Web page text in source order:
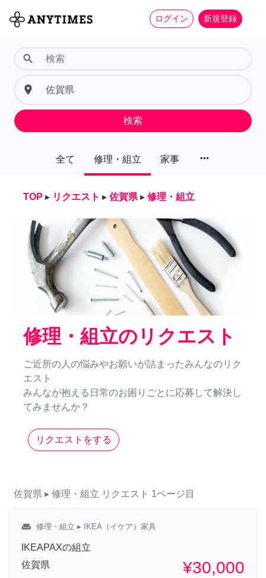
ログイン 新規登録
全て 修理・組立 家事 more_horiz
search
place
検索
TOP ▸ リクエスト ▸ 佐賀県 ▸ 修理・組立
修理・組立のリクエスト
ご近所の人の悩みやお願いが詰まったみんなのリク
エスト
みんなが抱える日常のお困りごとに応募して解決し
てみませんか？
リクエストをする
佐賀県 ▸ 修理・組立 リクエスト 1ページ目
weekend 修理・組立 ▸ IKEA（イケア）家具
IKEAPAXの組立
佐賀県
¥30,000